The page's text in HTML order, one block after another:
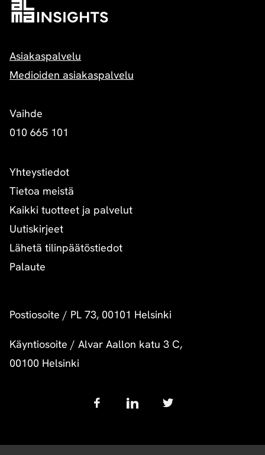
Asiakaspalvelu
Medioiden asiakaspalvelu
Vaihde
010 665 101
Yhteystiedot
Tietoa meistä
Kaikki tuotteet ja palvelut
Uutiskirjeet
Lähetä tilinpäätöstiedot
Palaute
Postiosoite / PL 73, 00101 Helsinki
Käyntiosoite / Alvar Aallon katu 3 C,
00100 Helsinki